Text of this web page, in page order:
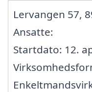
Lervangen 57,
Ansatte:
Startdato: 12.